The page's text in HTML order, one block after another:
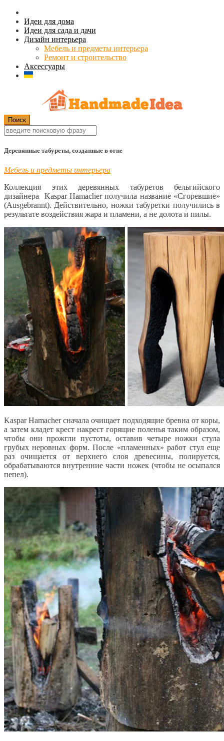
Идеи для дома
Идеи для сада и дачи
Дизайн интерьера
Мебель и предметы интерьера
Ремонт и строительство
Аксессуары
Деревянные табуреты, созданные в огне
Мебель и предметы интерьера
Коллекция этих деревянных табуретов бельгийского
дизайнера Kaspar Hamacher получила название «Сгоревшие»
(Ausgebrannt). Действительно, ножки табуретки получились в
результате воздействия жара и пламени, а не долота и пилы.
Kaspar Hamacher сначала очищает подходящие бревна от коры,
а затем кладет крест накрест горящие поленья таким образом,
чтобы они прожгли пустоты, оставив четыре ножки стула
грубых неровных форм. После «пламенных» работ стул еще
раз очищается от верхнего слоя древесины, полируется,
обрабатываются внутренние части ножек (чтобы не осыпался
пепел).